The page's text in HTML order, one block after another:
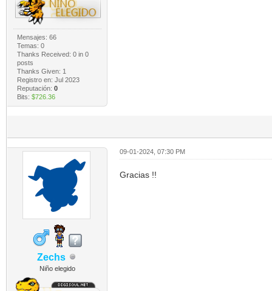
Mensajes: 66
Temas: 0
Thanks Received: 0in 0
posts
Thanks Given: 1
Registro en: Jul 2023
Reputación: 0
Bits: $726.36
Zechs
Niño elegido
09-01-2024, 07:30 PM
Gracias !!